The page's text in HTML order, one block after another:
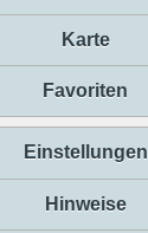
Karte
Favoriten
Einstellungen
Hinweise